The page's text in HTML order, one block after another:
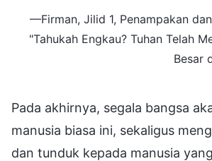
—Firman, Jilid 1, Penampakan
"Tahukah Engkau? Tuhan Telah
Besar
Pada akhirnya, segala bangsa
manusia biasa ini, sekaligus
dan tunduk kepada manusia